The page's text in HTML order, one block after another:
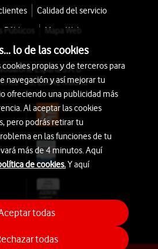
Calidad del servicio
Públicos
Mapa Web
España S.A.U.
115, 28042 Madrid
lo de las cookies
propias y de terceros para
navegación y así mejorar tu
ofreciendo una publicidad más
Al aceptar las cookies
pero podrás retirar tu
en las funciones de tu
más de 4 minutos. Aquí
de cookies.Y aquí
todas
todas